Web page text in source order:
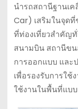
นำรถสถานีฐานเ
Car) เสริมในจุด
ที่ท่องเที่ยวสำคัญ
สนามบิน สถานีขน
การออกแบบ และ
เพื่อรองรับการใ
ใช้งานในพื้นที่แบ